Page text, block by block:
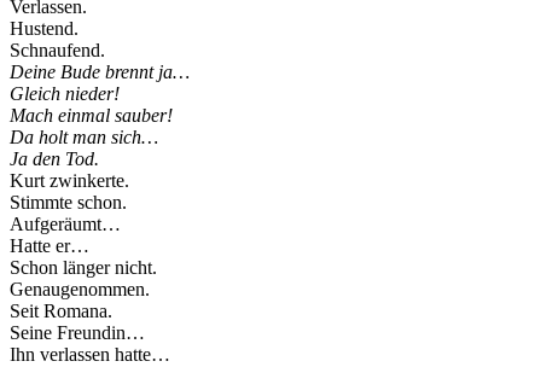
Verlassen.
Hustend.
Schnaufend.
Deine Bude brennt ja…
Gleich nieder!
Mach einmal sauber!
Da holt man sich…
Ja den Tod.
Kurt zwinkerte.
Stimmte schon.
Aufgeräumt…
Hatte er…
Schon länger nicht.
Genaugenommen.
Seit Romana.
Seine Freundin…
Ihn verlassen hatte…